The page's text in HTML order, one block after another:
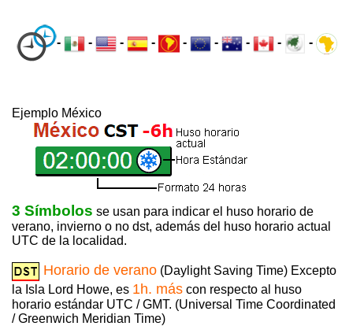
- - - - - - - - -
Ejemplo México
3 Símbolos se usan para indicar el huso horario de
verano, invierno o no dst, además del huso horario actual
UTC de la localidad.
Horario de verano (Daylight Saving Time) Excepto
la Isla Lord Howe, es 1h. más con respecto al huso
horario estándar UTC / GMT. (Universal Time Coordinated
/ Greenwich Meridian Time)